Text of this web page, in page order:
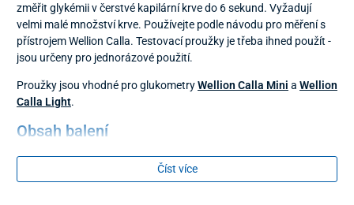
změřit glykémii v čerstvé kapilární krve do 6 sekund. Vyžadují
velmi malé množství krve. Používejte podle návodu pro měření s
přístrojem Wellion Calla. Testovací proužky je třeba ihned použít -
jsou určeny pro jednorázové použití.
Proužky jsou vhodné pro glukometryWellion Calla Mini a Wellion
Calla Light.
Obsah balení
50 ks
Číst více